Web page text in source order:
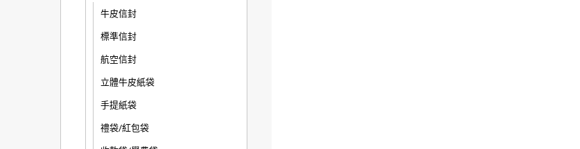
牛皮信封
標準信封
航空信封
立體牛皮紙袋
手提紙袋
禮袋/紅包袋